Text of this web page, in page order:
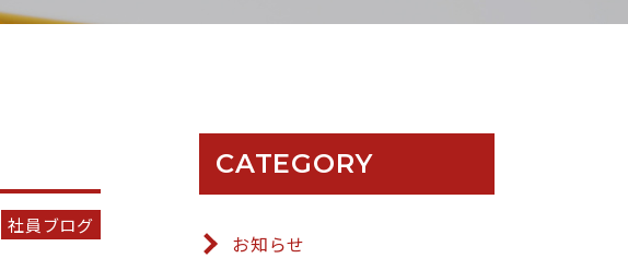
社員ブログ
CATEGORY
お知らせ